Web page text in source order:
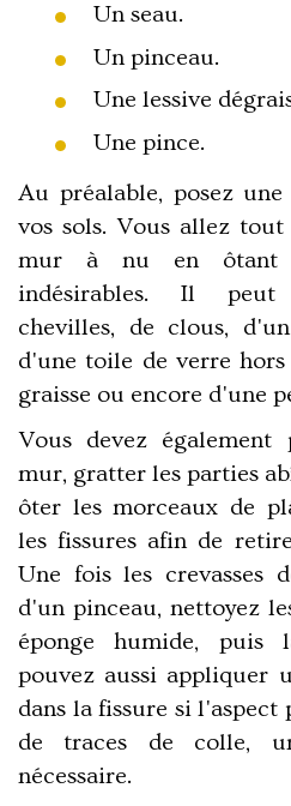
Un seau.
Un pinceau.
Une lessive
Une pince.
Au préalable, posez
vos sols. Vous allez
mur à nu en ôtant
indésirables. Il peut
chevilles, de clous,
d'une toile de verre hors
graisse ou encore d'une
Vous devez
mur, gratter les parties
ôter les morceaux de
les fissures afin de
Une fois les crevasses
d'un pinceau, nettoyez
éponge humide, puis
pouvez aussi appliquer
dans la fissure si l'aspect
de traces de colle,
nécessaire.